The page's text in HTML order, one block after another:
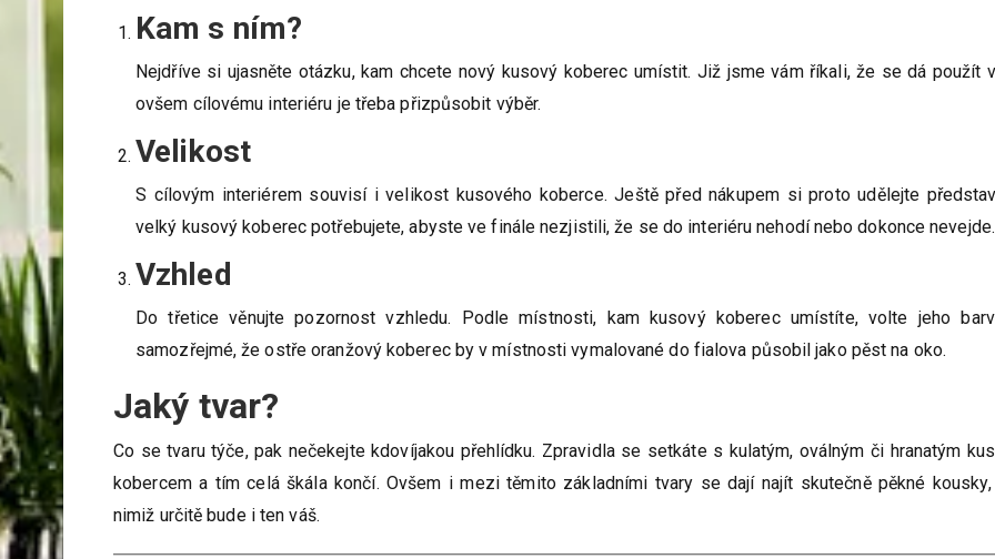
Kam s ním?
Nejdříve si ujasněte otázku, kam chcete nový kusový koberec umístit. Již jsme vám říkali, že se dá použít
ovšem cílovému interiéru je třeba přizpůsobit výběr.
Velikost
S cílovým interiérem souvisí i velikost kusového koberce. Ještě před nákupem si proto udělejte
velký kusový koberec potřebujete, abyste ve finále nezjistili, že se do interiéru nehodí nebo dokonce nevejde.
Vzhled
Do třetice věnujte pozornost vzhledu. Podle místnosti, kam kusový koberec umístíte, volte jeho
samozřejmé, že ostře oranžový koberec by v místnosti vymalované do fialova působil jako pěst na oko.
Jaký tvar?
Co se tvaru týče, pak nečekejte kdovíjakou přehlídku. Zpravidla se setkáte s kulatým, oválným či hranatým
kobercem a tím celá škála končí. Ovšem i mezi těmito základními tvary se dají najít skutečně pěkné
nimiž určitě bude i ten váš.